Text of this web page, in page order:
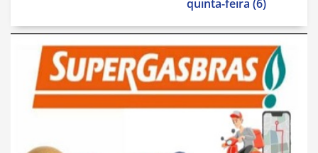
quinta-feira (6)